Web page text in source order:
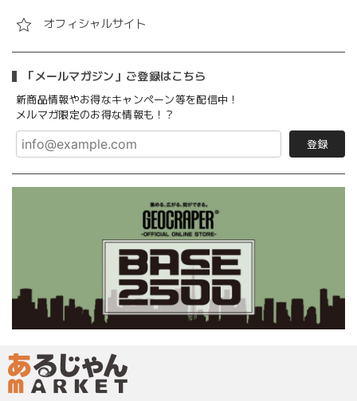
オフィシャルサイト
「メールマガジン」ご登録はこちら
新商品情報やお得なキャンペーン等を配信中！
メルマガ限定のお得な情報も！？
登録